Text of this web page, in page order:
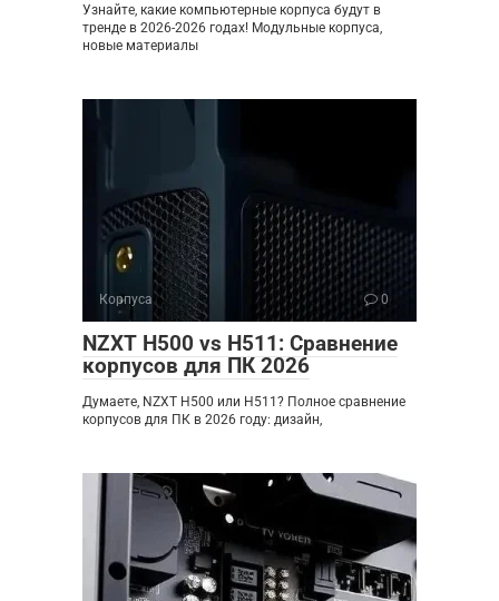
Узнайте, какие компьютерные корпуса будут в
тренде в 2026-2026 годах! Модульные корпуса,
новые материалы
Корпуса 0
NZXT H500 vs H511: Сравнение
корпусов для ПК 2026
Думаете, NZXT H500 или H511? Полное сравнение
корпусов для ПК в 2026 году: дизайн,